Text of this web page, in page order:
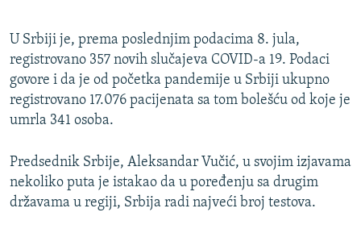
POST SCRIPTUM
MOJA EVROPA
TRI DECENIJE OD RATA U BIH
SVE KARTE DEJTONA
NASTANAK I RASPAD JUGOSLAVIJE
U Srbiji je, prema poslednjim podacima 8. jula,
registrovano 357 novih slučajeva COVID-a 19. Podaci
govore i da je od početka pandemije u Srbiji ukupno
registrovano 17.076 pacijenata sa tom bolešću od koje je
umrla 341 osoba.
Predsednik Srbije, Aleksandar Vučić, u svojim izjavama
nekoliko puta je istakao da u poređenju sa drugim
državama u regiji, Srbija radi najveći broj testova.